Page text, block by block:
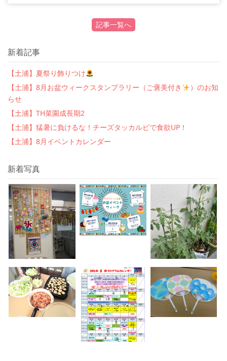
記事一覧へ
新着記事
【土浦】夏祭り飾りつけ
【土浦】8月お盆ウィークスタンプラリー（ご褒美付き
）のお知
らせ
【土浦】TH菜園成長期2
【土浦】猛暑に負けるな！チーズタッカルビで食欲UP！
【土浦】8月イベントカレンダー
新着写真